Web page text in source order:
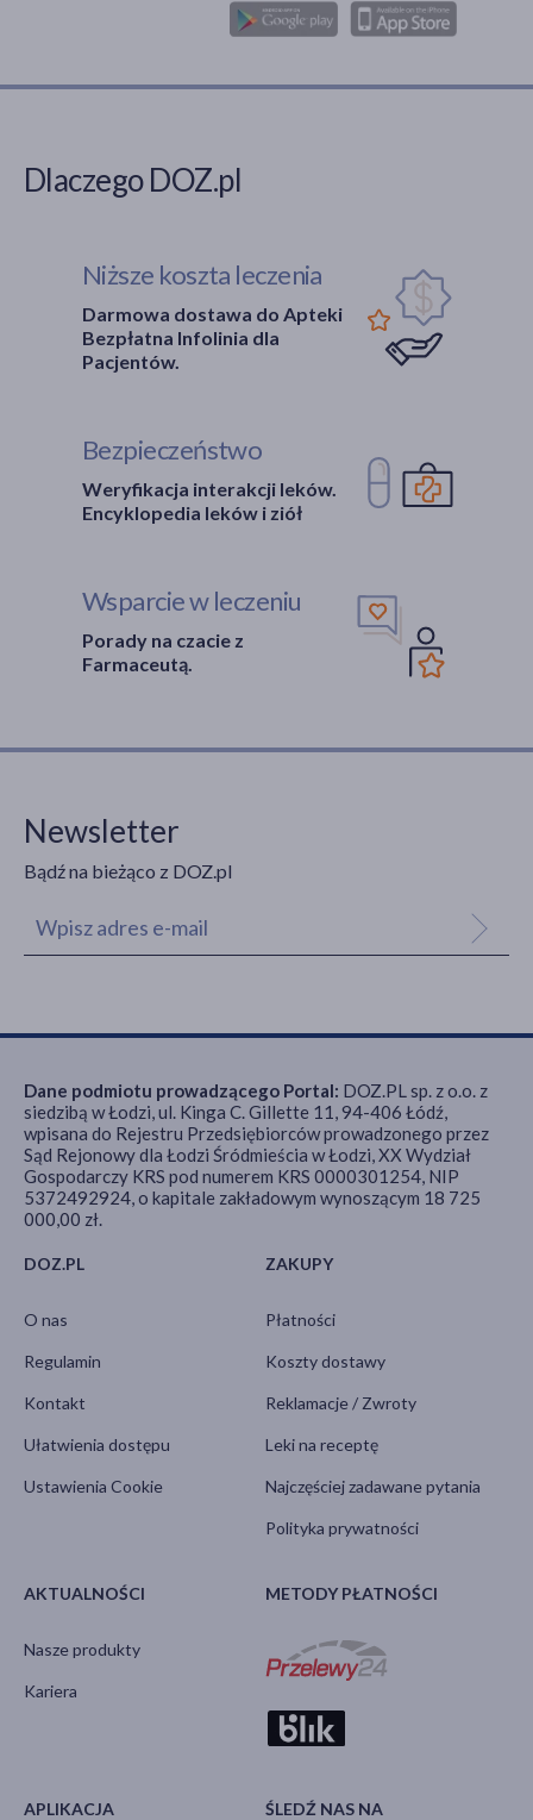
Dlaczego DOZ.pl
Niższe koszta leczenia
Darmowa dostawa do Apteki
Bezpłatna Infolinia dla
Pacjentów.
Bezpieczeństwo
Weryfikacja interakcji leków.
Encyklopedia leków i ziół
Wsparcie w leczeniu
Porady na czacie z
Farmaceutą.
Newsletter
Bądź na bieżąco z DOZ.pl
DOZ.PL
O nas
Regulamin
Kontakt
Ułatwienia dostępu
Ustawienia Cookie
ZAKUPY
Płatności
Koszty dostawy
Reklamacje / Zwroty
Leki na receptę
Najczęściej zadawane pytania
Polityka prywatności
AKTUALNOŚCI
Nasze produkty
Kariera
METODY PŁATNOŚCI
APLIKACJA ŚLEDŹ NAS NA
Dane podmiotu prowadzącego Portal: DOZ.PL sp. z o.o. z
siedzibą w Łodzi, ul. Kinga C. Gillette 11, 94-406 Łódź,
wpisana do Rejestru Przedsiębiorców prowadzonego przez
Sąd Rejonowy dla Łodzi Śródmieścia w Łodzi, XX Wydział
Gospodarczy KRS pod numerem KRS 0000301254, NIP
5372492924, o kapitale zakładowym wynoszącym 18 725
000,00 zł.